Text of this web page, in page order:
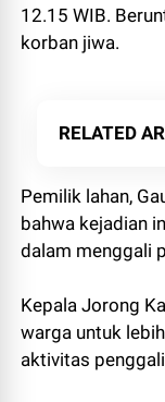
12.15 WIB.
korban jiwa.
RELATED
Pemilik lahan,
bahwa kejadian
dalam menggali
Kepala Jorong
warga untuk
aktivitas